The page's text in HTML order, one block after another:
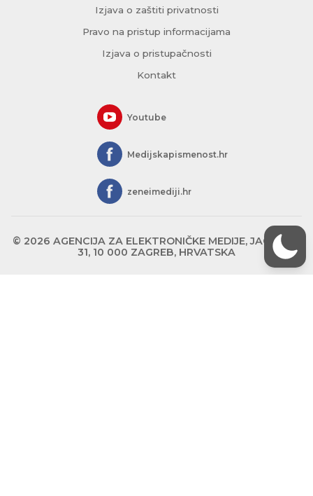
Izjava o zaštiti privatnosti
Pravo na pristup informacijama
Izjava o pristupačnosti
Kontakt
Youtube
Medijskapismenost.hr
zeneimediji.hr
© 2026 AGENCIJA ZA ELEKTRONIČKE MEDIJE, JAGIĆEVA
31, 10 000 ZAGREB, HRVATSKA